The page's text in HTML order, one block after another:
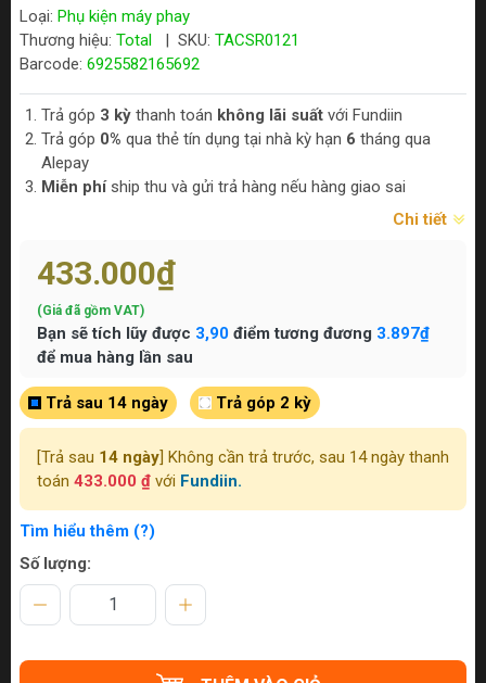
Loại: Phụ kiện máy phay
Thương hiệu: Total SKU: TACSR0121
Barcode: 6925582165692
Trả góp 3 kỳ thanh toán không lãi suất với Fundiin
Trả góp 0% qua thẻ tín dụng tại nhà kỳ hạn 6 tháng qua
Alepay
Miễn phíship thu và gửi trả hàng nếu hàng giao sai
Chi tiết
433.000₫
(Giá đã gồm VAT)
Bạn sẽ tích lũy được 3,90 điểm tương đương 3.897₫
để mua hàng lần sau
Trả sau 14 ngày Trả góp 2 kỳ
[Trả sau 14 ngày ] Không cần trả trước, sau 14 ngày thanh
toán 433.000 ₫ với Fundiin.
Tìm hiểu thêm (?)
Số lượng: